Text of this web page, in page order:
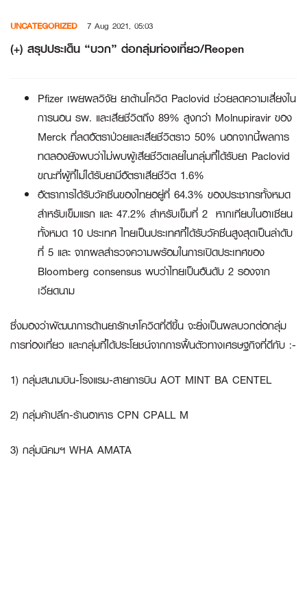
content
UNCATEGORIZED 7 Aug 2021, 05:03
(+) สรุปประเด็น “บวก” ต่อกลุ่มท่องเที่ยว/Reopen
Pfizer เผยผลวิจัย ยาต้านโควิด Paclovid ช่วยลดความเสี่ยงใน
การนอน รพ. และเสียชีวิตถึง 89% สูงกว่า Molnupiravir ของ
Merck ที่ลดอัตราป่วยและเสียชีวิตราว 50% นอกจากนี้ผลการ
ทดลองยังพบว่าไม่พบผู้เสียชีวิตเลยในกลุ่มที่ได้รับยา Paclovid
ขณะที่ผู้ที่ไม่ได้รับยามีอัตราเสียชีวิต 1.6%
อัตราการได้รับวัคซีนของไทยอยู่ที่ 64.3% ของประชากรทั้งหมด
สำหรับเข็มแรก และ 47.2% สำหรับเข็มที่ 2 หากเทียบในอาเซียน
ทั้งหมด 10 ประเทศ ไทยเป็นประเทศที่ได้รับวัคซีนสูงสุดเป็นลำดับ
ที่ 5 และ จากผลสำรวจความพร้อมในการเปิดประเทศของ
Bloomberg consensus พบว่าไทยเป็นอันดับ 2 รองจาก
เวียดนาม
ซึ่งมองว่าพัฒนาการด้านยารักษาโควิดที่ดีขึ้น จะยิ่งเป็นผลบวกต่อกลุ่ม
การท่องเที่ยว และกลุ่มที่ได้ประโยชน์จากการฟื้นตัวทางเศรษฐกิจที่ดีกับ :-
1) กลุ่มสนามบิน-โรงแรม-สายการบิน AOT MINT BA CENTEL
2) กลุ่มค้าปลีก-ร้านอาหาร CPN CPALL M
3) กลุ่มนิคมฯ WHA AMATA